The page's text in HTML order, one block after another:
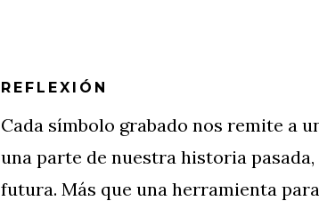
REFLEXIÓN
Cada símbolo grabado nos remite a
una parte de nuestra historia
futura. Más que una herramienta